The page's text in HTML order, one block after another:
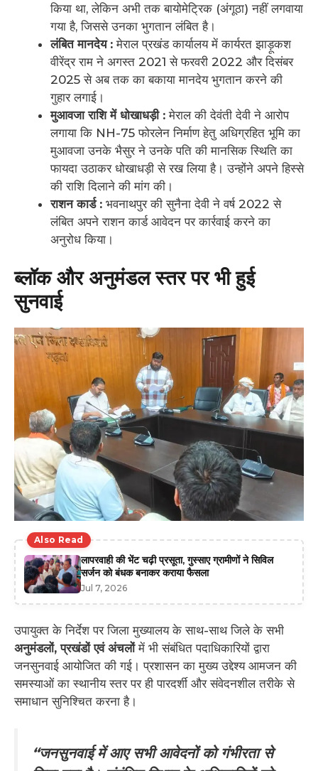
किया था, लेकिन अभी तक बायोमेट्रिक (अंगूठा) नहीं लगवाया
गया है, जिससे उनका भुगतान लंबित है।
लंबित मानदेय : मेराल प्रखंड कार्यालय में कार्यरत झाड़ूकश
वीरेंद्र राम ने अगस्त 2021 से फरवरी 2022 और दिसंबर
2025 से अब तक का बकाया मानदेय भुगतान करने की
गुहार लगाई।
मुआवजा राशि में धोखाधड़ी : मेराल की देवंती देवी ने आरोप
लगाया कि NH-75 फोरलेन निर्माण हेतु अधिग्रहित भूमि का
मुआवजा उनके भैसुर ने उनके पति की मानसिक स्थिति का
फायदा उठाकर धोखाधड़ी से रख लिया है। उन्होंने अपने हिस्से
की राशि दिलाने की मांग की।
राशन कार्ड : भवनाथपुर की सुनैना देवी ने वर्ष 2022 से
लंबित अपने राशन कार्ड आवेदन पर कार्रवाई करने का
अनुरोध किया।
​ब्लॉक और अनुमंडल स्तर पर भी हुई
सुनवाई
Also Read
लापरवाही की भेंट चढ़ी प्रसूता, गुस्साए ग्रामीणों ने सिविल
सर्जन को बंधक बनाकर कराया फैसला
Jul 7, 2026
​उपायुक्त के निर्देश पर जिला मुख्यालय के साथ-साथ जिले के सभी
अनुमंडलों, प्रखंडों एवं अंचलोंमें भी संबंधित पदाधिकारियों द्वारा
जनसुनवाई आयोजित की गई। प्रशासन का मुख्य उद्देश्य आमजन की
समस्याओं का स्थानीय स्तर पर ही पारदर्शी और संवेदनशील तरीके से
समाधान सुनिश्चित करना है।
“जनसुनवाई में आए सभी आवेदनों को गंभीरता से